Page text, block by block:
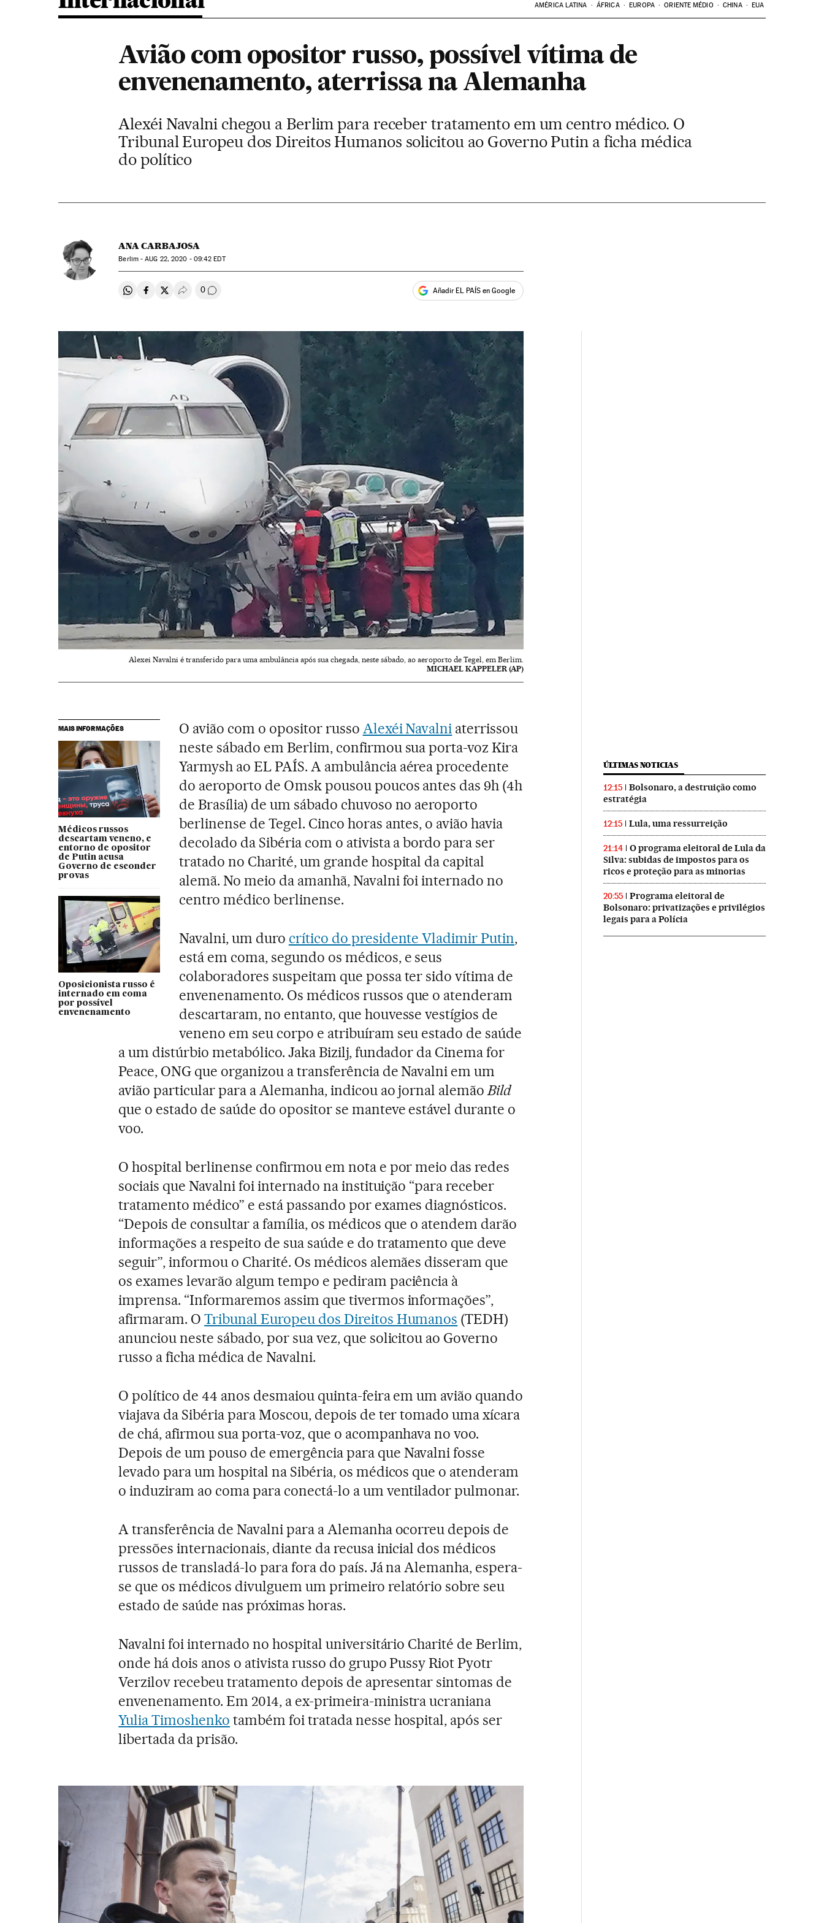
AMÉRICA LATINA ÁFRICA EUROPA ORIENTE MÉDIO CHINA EUA
Avião com opositor russo, possível vítima de
envenenamento, aterrissa na Alemanha
Alexéi Navalni chegou a Berlim para receber tratamento em um centro médico. O
Tribunal Europeu dos Direitos Humanos solicitou ao Governo Putin a ficha médica
do político
ANA CARBAJOSA
Berlim -AUG 22, 2020 - 09:42 EDT
Compartir en Whatsapp
Compartir en Facebook
Compartir en Twitter
Desplegar Redes Sociales
0 Comentários Añadir EL PAÍS en Google
Alexei Navalni é transferido para uma ambulância após sua chegada, neste sábado, ao aeroporto de Tegel, em Berlim.
MICHAEL KAPPELER (AP)
MAIS INFORMAÇÕES
Médicos russos
descartam veneno, e
entorno de opositor
de Putin acusa
Governo de esconder
provas
Oposicionista russo é
internado em coma
por possível
envenenamento
O avião com o opositor russo Alexéi Navalni aterrissou
neste sábado em Berlim, confirmou sua porta-voz Kira
Yarmysh ao EL PAÍS. A ambulância aérea procedente
do aeroporto de Omsk pousou poucos antes das 9h (4h
de Brasília) de um sábado chuvoso no aeroporto
berlinense de Tegel. Cinco horas antes, o avião havia
decolado da Sibéria com o ativista a bordo para ser
tratado no Charité, um grande hospital da capital
alemã. No meio da amanhã, Navalni foi internado no
centro médico berlinense.
Navalni, um duro crítico do presidente Vladimir Putin,
está em coma, segundo os médicos, e seus
colaboradores suspeitam que possa ter sido vítima de
envenenamento. Os médicos russos que o atenderam
descartaram, no entanto, que houvesse vestígios de
veneno em seu corpo e atribuíram seu estado de saúde
a um distúrbio metabólico. Jaka Bizilj, fundador da Cinema for
Peace, ONG que organizou a transferência de Navalni em um
avião particular para a Alemanha, indicou ao jornal alemãoBild
que o estado de saúde do opositor se manteve estável durante o
voo.
O hospital berlinense confirmou em nota e por meio das redes
sociais que Navalni foi internado na instituição “para receber
tratamento médico” e está passando por exames diagnósticos.
“Depois de consultar a família, os médicos que o atendem darão
informações a respeito de sua saúde e do tratamento que deve
seguir”, informou o Charité. Os médicos alemães disseram que
os exames levarão algum tempo e pediram paciência à
imprensa. “Informaremos assim que tivermos informações”,
afirmaram. OTribunal Europeu dos Direitos Humanos (TEDH)
anunciou neste sábado, por sua vez, que solicitou ao Governo
russo a ficha médica de Navalni.
O político de 44 anos desmaiou quinta-feira em um avião quando
viajava da Sibéria para Moscou, depois de ter tomado uma xícara
de chá, afirmou sua porta-voz, que o acompanhava no voo.
Depois de um pouso de emergência para que Navalni fosse
levado para um hospital na Sibéria, os médicos que o atenderam
o induziram ao coma para conectá-lo a um ventilador pulmonar.
A transferência de Navalni para a Alemanha ocorreu depois de
pressões internacionais, diante da recusa inicial dos médicos
russos de transladá-lo para fora do país. Já na Alemanha, espera-
se que os médicos divulguem um primeiro relatório sobre seu
estado de saúde nas próximas horas.
Navalni foi internado no hospital universitário Charité de Berlim,
onde há dois anos o ativista russo do grupo Pussy Riot Pyotr
Verzilov recebeu tratamento depois de apresentar sintomas de
envenenamento. Em 2014, a ex-primeira-ministra ucraniana
Yulia Timoshenko também foi tratada nesse hospital, após ser
libertada da prisão.
ÚLTIMAS NOTICIAS
12:15
Bolsonaro, a destruição como
estratégia
12:15 Lula, uma ressurreição
21:14
O programa eleitoral de Lula da
Silva: subidas de impostos para os
ricos e proteção para as minorias
20:55
Programa eleitoral de
Bolsonaro: privatizações e privilégios
legais para a Polícia